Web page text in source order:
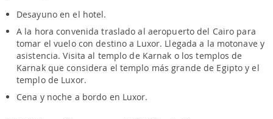
Desayuno en el hotel.
A la hora convenida traslado al aeropuerto del Cairo para
tomar el vuelo con destino a Luxor. Llegada a la motonave y
asistencia. Visita al templo de Karnak o los templos de
Karnak que considera el templo más grande de Egipto y el
templo de Luxor.
Cena y noche a bordo en Luxor.